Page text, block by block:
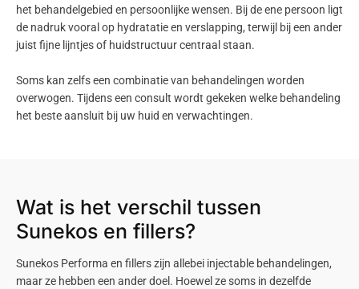
het behandelgebied en persoonlijke wensen. Bij de ene persoon ligt
de nadruk vooral op hydratatie en verslapping, terwijl bij een ander
juist fijne lijntjes of huidstructuur centraal staan.
Soms kan zelfs een combinatie van behandelingen worden
overwogen. Tijdens een consult wordt gekeken welke behandeling
het beste aansluit bij uw huid en verwachtingen.
Wat is het verschil tussen
Sunekos en fillers?
Sunekos Performa en fillerszijn allebei injectable behandelingen,
maar ze hebben een ander doel. Hoewel ze soms in dezelfde